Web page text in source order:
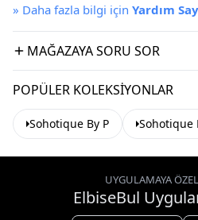
» Daha fazla bilgi için Yardım
MAĞAZAYA SORU SOR
POPÜLER KOLEKSIYONLAR
Sohotique By P Sohotique
UYGULAMAYA
ElbiseBul